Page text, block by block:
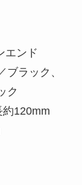
エンド
ラック、
ク
120mm